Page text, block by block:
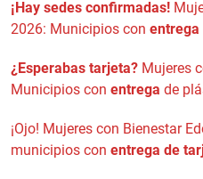
¡Hay sedes confirmadas!
2026: Municipios con entrega
¿Esperabas tarjeta? Mujeres
Municipios con entrega de
¡Ojo! Mujeres con Bienestar
municipios con entrega de